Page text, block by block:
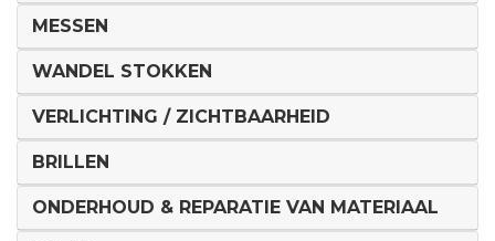
MESSEN
WANDEL STOKKEN
VERLICHTING / ZICHTBAARHEID
BRILLEN
ONDERHOUD & REPARATIE VAN MATERIAAL